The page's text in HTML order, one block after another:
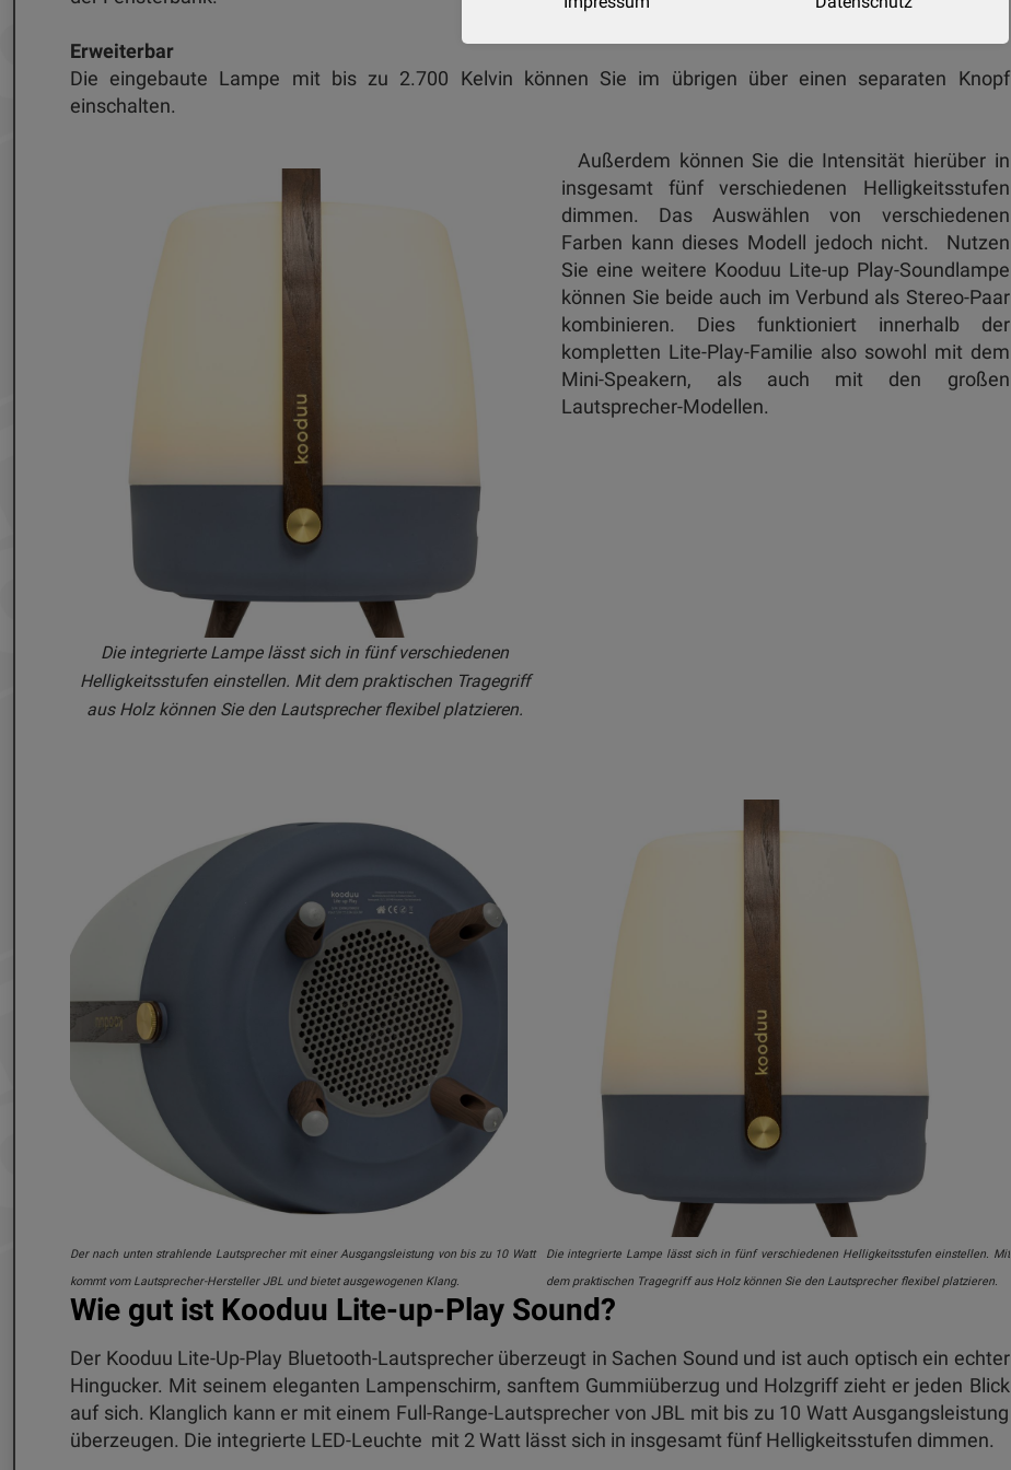
Erweiterbar
Die eingebaute Lampe mit bis zu 2.700 Kelvin können Sie im übrigen über einen separaten Knopf
einschalten.
Die integrierte Lampe lässt sich in fünf verschiedenen
Helligkeitsstufen einstellen. Mit dem praktischen Tragegriff
aus Holz können Sie den Lautsprecher flexibel platzieren.
Außerdem können Sie die Intensität hierüber in
insgesamt fünf verschiedenen Helligkeitsstufen
dimmen. Das Auswählen von verschiedenen
Farben kann dieses Modell jedoch nicht. Nutzen
Sie eine weitere Kooduu Lite-up Play-Soundlampe
können Sie beide auch im Verbund als Stereo-Paar
kombinieren. Dies funktioniert innerhalb der
kompletten Lite-Play-Familie also sowohl mit dem
Mini-Speakern, als auch mit den großen
Lautsprecher-Modellen.
Der nach unten strahlende Lautsprecher mit einer Ausgangsleistung von bis zu 10 Watt
kommt vom Lautsprecher-Hersteller JBL und bietet ausgewogenen Klang.
Die integrierte Lampe lässt sich in fünf verschiedenen Helligkeitsstufen einstellen. Mit
dem praktischen Tragegriff aus Holz können Sie den Lautsprecher flexibel platzieren.
Wie gut ist Kooduu Lite-up-Play Sound?
Der Kooduu Lite-Up-Play Bluetooth-Lautsprecher überzeugt in Sachen Sound und ist auch optisch ein echter
Hingucker. Mit seinem eleganten Lampenschirm, sanftem Gummiüberzug und Holzgriff zieht er jeden Blick
auf sich. Klanglich kann er mit einem Full-Range-Lautsprecher von JBL mit bis zu 10 Watt Ausgangsleistung
überzeugen. Die integrierte LED-Leuchte mit 2 Watt lässt sich in insgesamt fünf Helligkeitsstufen dimmen.